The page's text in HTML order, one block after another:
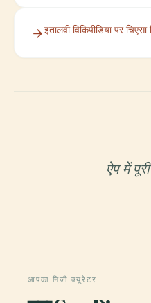
इतालवी विकिपीडिया पर
ऐप में
आपका निजी क्यूरेटर